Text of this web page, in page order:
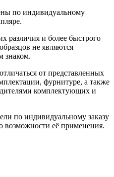
по индивидуальному
различия и более быстрого
не являются
знаком.
от представленных
фурнитуре, а также
комплектующих и
по индивидуальному заказу
возможности её применения.